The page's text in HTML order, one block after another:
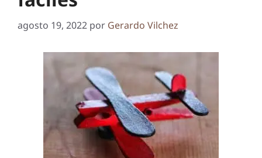
agosto 19, 2022 por Gerardo Vilchez